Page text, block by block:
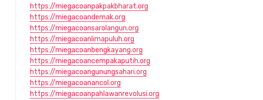
https://miegacoanpakpakbharat.org
https://miegacoandemak.org
https://miegacoansarolangun.org
https://miegacoanlimapuluh.org
https://miegacoanbengkayang.org
https://miegacoancempakaputih.org
https://miegacoangunungsahari.org
https://miegacoanancol.org
https://miegacoanpahlawanrevolusi.org